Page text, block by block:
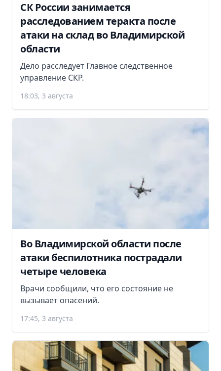
СК России занимается
расследованием теракта после
атаки на склад во Владимирской
области
Дело расследует Главное следственное
управление СКР.
18:03, 3 августа
Во Владимирской области после
атаки беспилотника пострадали
четыре человека
Врачи сообщили, что его состояние не
вызывает опасений.
17:45, 3 августа